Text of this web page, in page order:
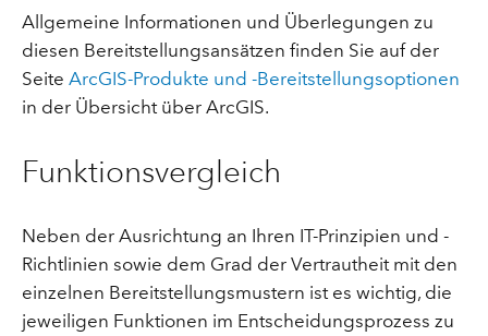
Allgemeine Informationen und Überlegungen zu
diesen Bereitstellungsansätzen finden Sie auf der
Seite ArcGIS-Produkte und -Bereitstellungsoptionen
in der Übersicht über ArcGIS.
Funktionsvergleich
Neben der Ausrichtung an Ihren IT-Prinzipien und -
Richtlinien sowie dem Grad der Vertrautheit mit den
einzelnen Bereitstellungsmustern ist es wichtig, die
jeweiligen Funktionen im Entscheidungsprozess zu